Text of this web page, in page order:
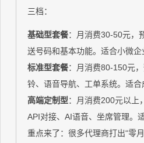
三档：
基础型套餐：月消费30-50元，
送号码和基本功能。适合小微企
标准型套餐：月消费80-150元
铃、语音导航、工单系统。适合
高端定制型：月消费200元以上
API对接、AI语音、坐席管理。
重点来了：很多代理商打出“零月